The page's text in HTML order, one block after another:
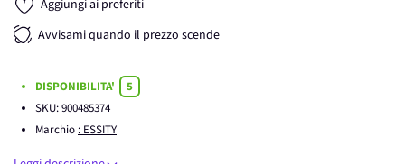
Aggiungi ai preferiti
Avvisami quando il prezzo scende
DISPONIBILITA'
5
SKU:900485374
Marchio : ESSITY